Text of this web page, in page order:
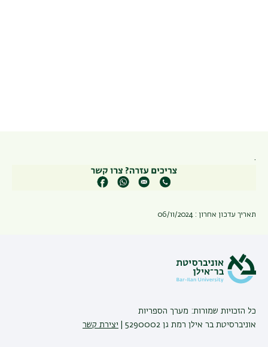
.
תאריך עדכון אחרון : 06/11/2024
כל הזכויות שמורות: מערך הספריות
אוניברסיטת בר אילן רמת גן 5290002 |
יצירת קשר